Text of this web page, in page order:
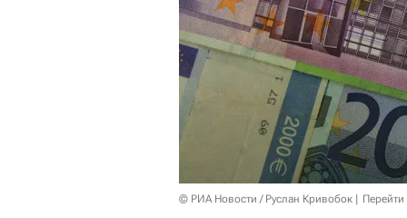
© РИА Новости / Руслан Кривобок